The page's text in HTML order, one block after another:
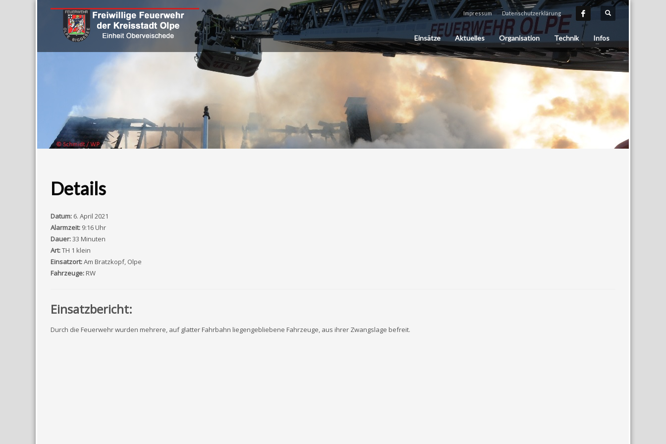
Impressum Datenschutzerklärung
Einsätze Aktuelles Organisation Technik Infos
Details
Datum: 6. April 2021
Alarmzeit: 9:16 Uhr
Dauer:33 Minuten
Art:TH 1 klein
Einsatzort:Am Bratzkopf, Olpe
Fahrzeuge:RW
Einsatzbericht:
Durch die Feuerwehr wurden mehrere, auf glatter Fahrbahn liegengebliebene Fahrzeuge, aus ihrer Zwangslage befreit.